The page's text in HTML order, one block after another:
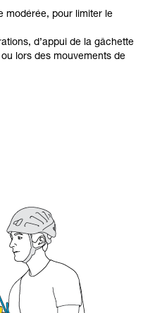
modérée, pour limiter le
d’appui de la gâchette
lors des mouvements de